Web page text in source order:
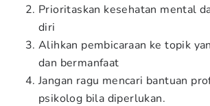
Prioritaskan kesehatan mental
diri
Alihkan pembicaraan ke topik
dan bermanfaat
Jangan ragu mencari bantuan
psikolog bila diperlukan.